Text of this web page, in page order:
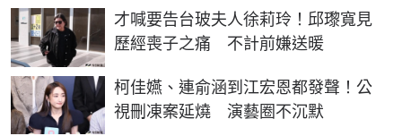
才喊要告台玻夫人徐莉玲！邱瓈寬見
歷經喪子之痛 不計前嫌送暖
柯佳嬿、連俞涵到江宏恩都發聲！公
視刪凍案延燒 演藝圈不沉默